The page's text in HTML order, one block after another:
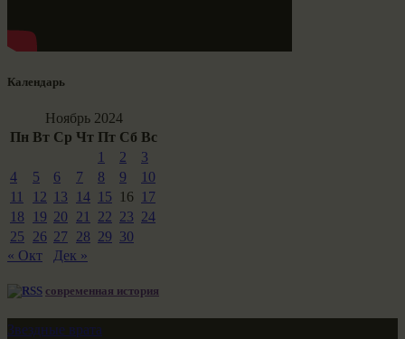
Календарь
Ноябрь 2024
Пн Вт Ср Чт Пт Сб Вс
1
2
3
4
5 6 7 8 9
10
11
12 13 14 15 16 17
18
19 20 21 22 23 24
25
26 27 28 29 30
« Окт
Дек »
современная история
Звездные врата